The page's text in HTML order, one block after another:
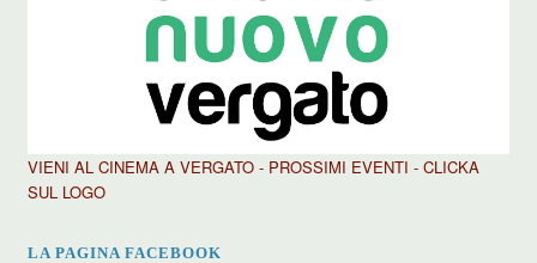
VIENI AL CINEMA A VERGATO - PROSSIMI EVENTI - CLICKA
SUL LOGO
LA PAGINA FACEBOOK